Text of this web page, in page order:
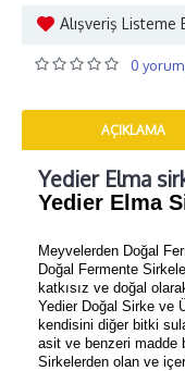
Alışveriş Listeme
0 yorum
AÇIKLAMA
Yedier Elma
Yedier Elma
Meyvelerden Doğal
Doğal Fermente
katkısız ve doğal
Yedier Doğal Sirke ve
kendisini diğer bitki
asit ve benzeri madde
Sirkelerden olan ve